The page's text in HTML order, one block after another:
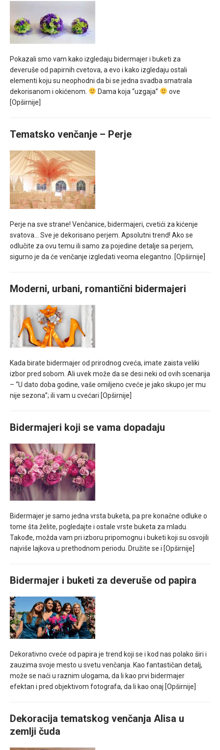
Pokazali smo vam kako izgledaju bidermajer i buketi za
deveruše od papirnih cvetova, a evo i kako izgledaju ostali
elementi koju su neophodni da bi se jedna svadba smatrala
dekorisanom i okićenom.
Dama koja “uzgaja”
ove
[Opširnije]
Tematsko venčanje – Perje
Perje na sve strane! Venčanice, bidermajeri, cvetići za kićenje
svatova… Sve je dekorisano perjem. Apsolutni trend! Ako se
odlučite za ovu temu ili samo za pojedine detalje sa perjem,
sigurno je da će venčanje izgledati veoma elegantno. [Opširnije]
Moderni, urbani, romantični bidermajeri
Kada birate bidermajer od prirodnog cveća, imate zaista veliki
izbor pred sobom. Ali uvek može da se desi neki od ovih scenarija
– “U dato doba godine, vaše omiljeno cveće je jako skupo jer mu
nije sezona”; ili vam u cvećari [Opširnije]
Bidermajeri koji se vama dopadaju
Bidermajer je samo jedna vrsta buketa, pa pre konačne odluke o
tome šta želite, pogledajte i ostale vrste buketa za mladu.
Takođe, možda vam pri izboru pripomognu i buketi koji su osvojili
najviše lajkova u prethodnom periodu. Družite se i [Opširnije]
Bidermajer i buketi za deveruše od papira
Dekorativno cveće od papira je trend koji se i kod nas polako širi i
zauzima svoje mesto u svetu venčanja. Kao fantastičan detalj,
može se naći u raznim ulogama, da li kao prvi bidermajer
efektan i pred objektivom fotografa, da li kao onaj [Opširnije]
Dekoracija tematskog venčanja Alisa u
zemlji čuda